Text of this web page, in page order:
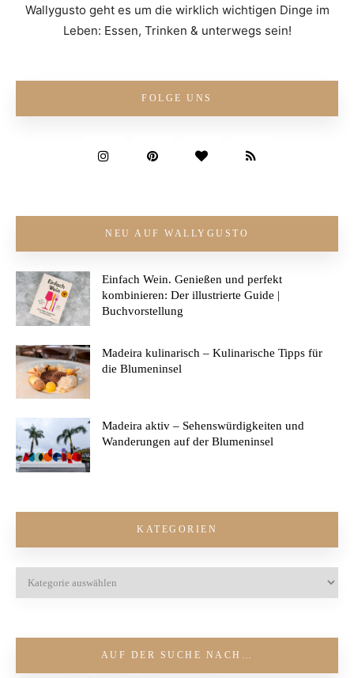
Wallygusto geht es um die wirklich wichtigen Dinge im
Leben: Essen, Trinken & unterwegs sein!
FOLGE UNS
NEU AUF WALLYGUSTO
Einfach Wein. Genießen und perfekt
kombinieren: Der illustrierte Guide |
Buchvorstellung
Madeira kulinarisch – Kulinarische Tipps für
die Blumeninsel
Madeira aktiv – Sehenswürdigkeiten und
Wanderungen auf der Blumeninsel
KATEGORIEN
AUF DER SUCHE NACH…